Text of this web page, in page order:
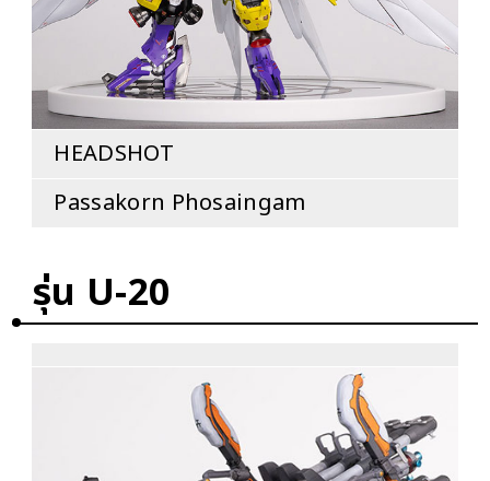
HEADSHOT
Passakorn Phosaingam
รุ่น U-20